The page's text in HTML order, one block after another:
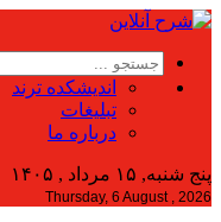
اندیشکده ترند
تبلیغات
درباره ما
پنج شنبه, ۱۵ مرداد , ۱۴۰۵
Thursday, 6 August , 2026